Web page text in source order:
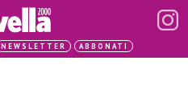
NEWSLETTER ABBONATI